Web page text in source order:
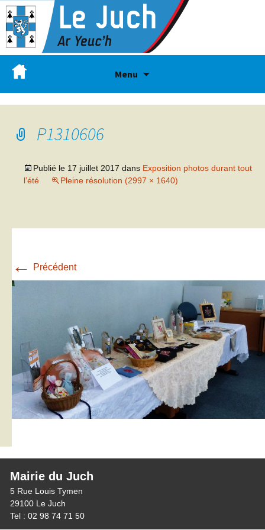
Menu
P1310606
Publié le 17 juillet 2017 dans Exposition photos durant tout
l’été
Pleine résolution (2997 × 1640)
← Précédent
Mairie du Juch
5 Rue Louis Tymen
29100 Le Juch
Tel : 02 98 74 71 50